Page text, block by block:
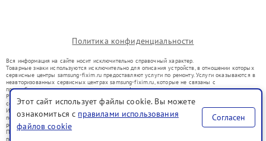
Политика конфиденциальности
Вся информация на сайте носит исключительно справочный характер.
Товарные знаки используются исключительно для описания устройств, в отношении которых
сервисные центры samsung-fixim.ru предоставляют услуги по ремонту. Услуги оказываются в
неавторизованных сервисных центрах samsung-fixim.ru, которые не связаны с
правообладателями товарных знаков или их официальными представителями.
Ремонт осуществляется для устройств, уже введенных в гражданский оборот в соответствии
со статьей 1487 ГК РФ.
Использование товарных знаков не преследует цели индивидуализации услуг или введения
потребителей в заблуждение, а служит для информирования о предоставляемых услугах по
ремонту техники указанных брендов.
Представленная на сайте информация не является публичной офертой, определяемой
положениями Статьи 437(2) Гражданского кодекса РФ
Этот сайт использует файлы cookie. Вы можете
ознакомиться с правилами использования
файлов cookie
Согласен